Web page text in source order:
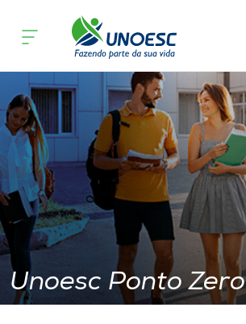
Cursos
Onde estamos
Pesquisa
Atendimento ao Estudante
Portal de Ensino
A
Unoesc
Unoesc Ponto Zero
Unoesc Ponto Zero